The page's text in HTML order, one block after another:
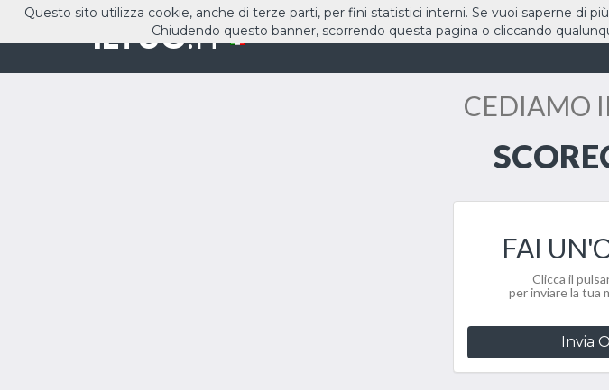
ILTUO.IT
CEDIAMO
FAI
Clicca il
per inviare la tua
Invia
Questo sito utilizza cookie, anche di terze parti, per fini statistici interni. Se vuoi saperne di
Chiudendo questo banner, scorrendo questa pagina o cliccando